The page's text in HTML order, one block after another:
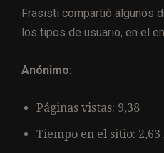
Frasisti compartió algunos
los tipos de usuario, en el
Anónimo:
Páginas vistas: 9,38
Tiempo en el sitio: 2,63